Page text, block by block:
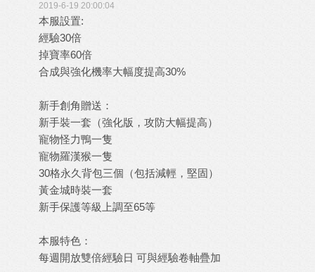
2019-6-19 20:00:04
本服設置:
經驗30倍
掉寶率60倍
合成與強化機率大幅度提高30%
新手創角贈送：
新手裝一套（強化版，攻防大幅提高）
寵物怪力鴨一隻
寵物羅漢猴一隻
30格永久背包三個（包括減輕，堅固）
黃金城時裝一套
新手保護等級上調至65等
本服特色：
每週開放雙倍經驗日 可與經驗卷軸疊加